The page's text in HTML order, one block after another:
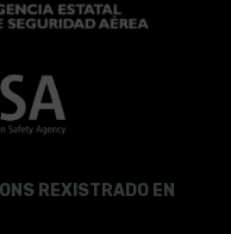
REXISTRADO EN